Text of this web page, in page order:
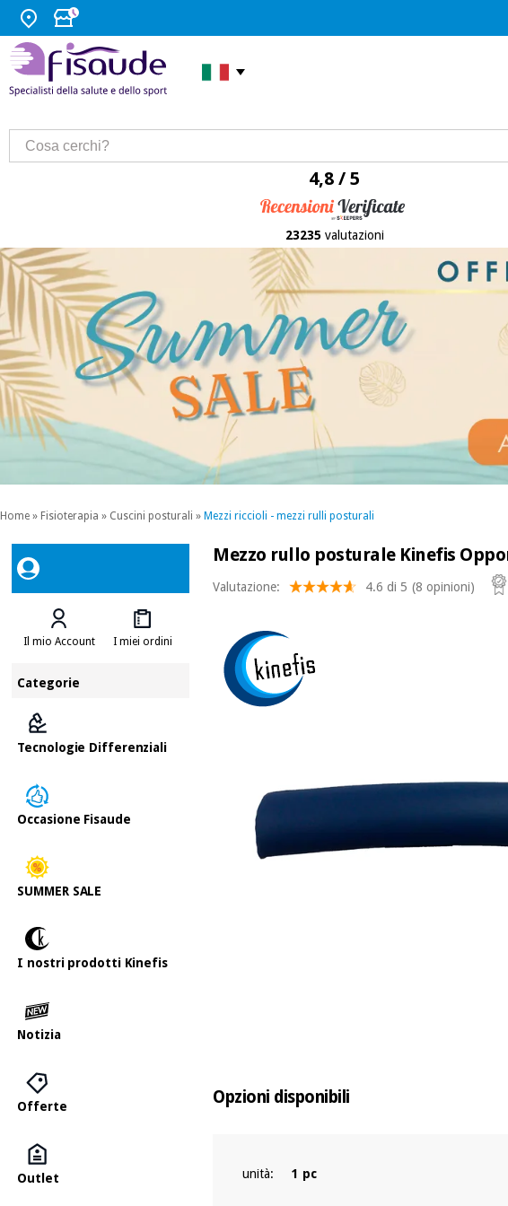
4,8 / 5
23235 valutazioni
Home » Fisioterapia » Cuscini posturali » Mezzi riccioli - mezzi rulli posturali
Il mio Account I miei ordini
Categorie
Tecnologie Differenziali
Occasione Fisaude
SUMMER SALE
I nostri prodotti Kinefis
Notizia
Offerte
Outlet
Mezzo rullo posturale Kinefis
Valutazione: 4.6 di 5 (8 opinioni)
Opzioni disponibili
unità: 1 pc